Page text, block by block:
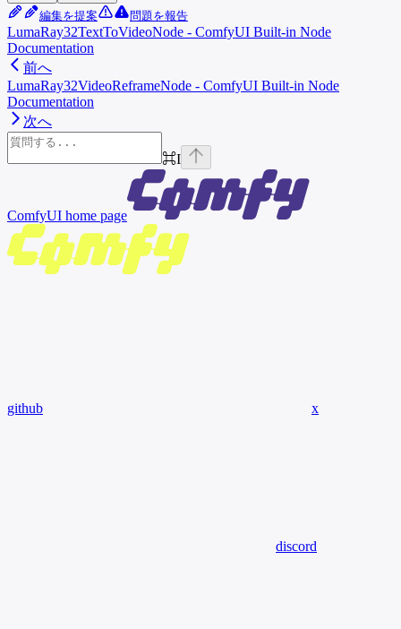
編集を提案 問題を報告
LumaRay32TextToVideoNode - ComfyUI Built-in Node
Documentation
前へ
LumaRay32VideoReframeNode - ComfyUI Built-in Node
Documentation
次へ
⌘I
ComfyUI home page
github x
discord